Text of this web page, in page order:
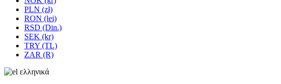
PLN (zł)
RON (lei)
RSD (Din.)
SEK (kr)
TRY (TL)
ZAR (R)
ελληνικά